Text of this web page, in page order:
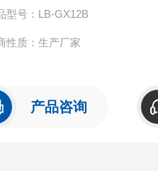
型号：LB-GX12B
性质：生产厂家
产品咨询